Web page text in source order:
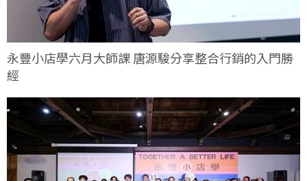
永豐小店學六月大師課 唐源駿分享整合行銷的入門勝
經